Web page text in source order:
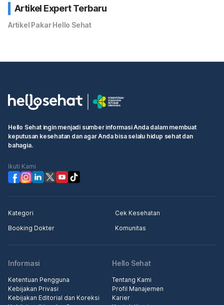
Artikel Expert Terbaru
Artikel Pakar Hello Sehat
Hello Sehat ingin menjadi sumber informasi Anda dalam membuat
keputusan kesehatan dan agar Anda bisa selalu hidup sehat dan
bahagia.
Ikuti Kami
Kategori
Cek Kesehatan
Booking Dokter
Komunitas
Informasi
Ketentuan Pengguna
Kebijakan Privasi
Kebijakan Editorial dan Koreksi
Hello Sehat
Tentang Kami
Profil Manajemen
Karier